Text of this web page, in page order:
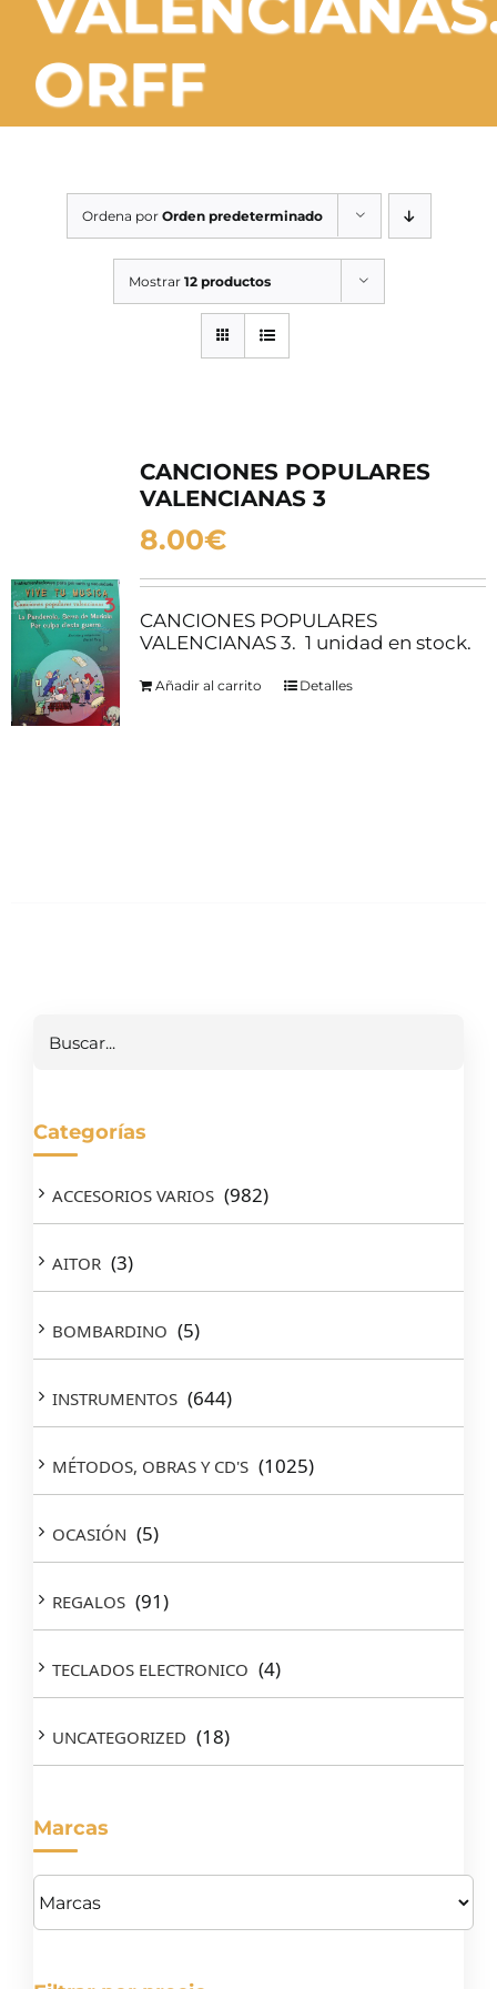
SERVICIOS TALLER
SERVICIOS TALLER
OCASIÓN
ORFF
Ordena por Orden predeterminado
Mostrar 12 productos
CANCIONES POPULARES
VALENCIANAS 3
8.00€
CANCIONES POPULARES
VALENCIANAS 3. 1 unidad en stock.
Añadir al carrito Detalles
Categorías
ACCESORIOS VARIOS (982)
AITOR (3)
BOMBARDINO (5)
INSTRUMENTOS (644)
MÉTODOS, OBRAS Y CD'S (1025)
OCASIÓN (5)
REGALOS (91)
TECLADOS ELECTRONICO (4)
UNCATEGORIZED (18)
Marcas